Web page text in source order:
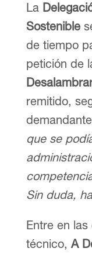
La
Sostenible
de tiempo
petición de
remitido,
que se
Sin duda,
Entre en
técnico, A